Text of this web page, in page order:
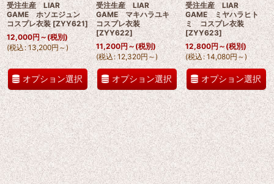
受注生産 LIAR
GAME ホソエジュン
コスプレ衣装 [ZYY621]
12,000円～(税別)
(税込: 13,200円～)
オプション選択
受注生産 LIAR
GAME マキハラユキ
コスプレ衣装
[ZYY622]
11,200円～(税別)
(税込: 12,320円～)
オプション選択
受注生産 LIAR
GAME ミヤハラヒト
ミ コスプレ衣装
[ZYY623]
12,800円～(税別)
(税込 : 14,080円～)
オプション選択